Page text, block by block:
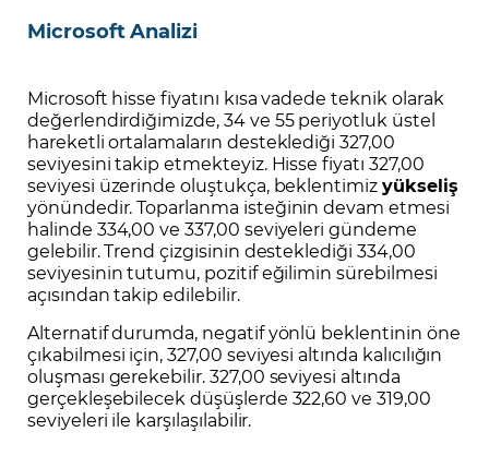
Microsoft Analizi
Microsoft hisse fiyatını kısa vadede teknik olarak
değerlendirdiğimizde, 34 ve 55 periyotluk üstel
hareketli ortalamaların desteklediği 327,00
seviyesini takip etmekteyiz. Hisse fiyatı 327,00
seviyesi üzerinde oluştukça, beklentimizyükseliş
yönündedir. Toparlanma isteğinin devam etmesi
halinde 334,00 ve 337,00 seviyeleri gündeme
gelebilir. Trend çizgisinin desteklediği 334,00
seviyesinin tutumu, pozitif eğilimin sürebilmesi
açısından takip edilebilir.
Alternatif durumda, negatif yönlü beklentinin öne
çıkabilmesi için, 327,00 seviyesi altında kalıcılığın
oluşması gerekebilir. 327,00 seviyesi altında
gerçekleşebilecek düşüşlerde 322,60 ve 319,00
seviyeleri ile karşılaşılabilir.